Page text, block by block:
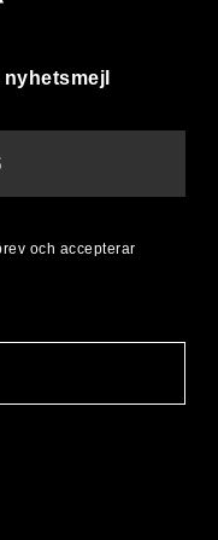
och accepterar